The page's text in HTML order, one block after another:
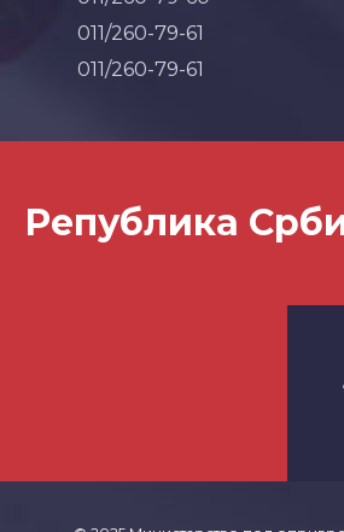
011/260-79-61
011/260-79-61
Република